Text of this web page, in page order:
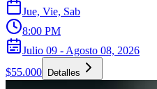
Jue, Vie, Sab
8:00 PM
Julio 09 - Agosto 08, 2026
$55.000
Detalles